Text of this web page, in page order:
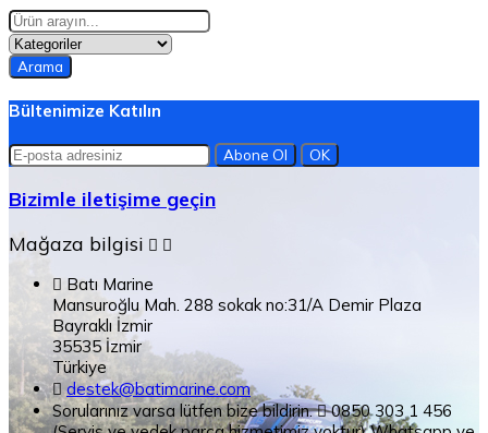
Arama
Bültenimize Katılın
Bizimle iletişime geçin
Mağaza bilgisi  
 Batı Marine
Mansuroğlu Mah. 288 sokak no:31/A Demir Plaza
Bayraklı İzmir
35535 İzmir
Türkiye
 destek@batimarine.com
Sorularınız varsa lütfen bize bildirin.  0850 303 1 456